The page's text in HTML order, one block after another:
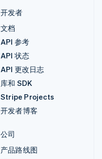
开发者
文档
API 参考
API 状态
API 更改日志
库和 SDK
Stripe Projects
开发者博客
公司
产品路线图